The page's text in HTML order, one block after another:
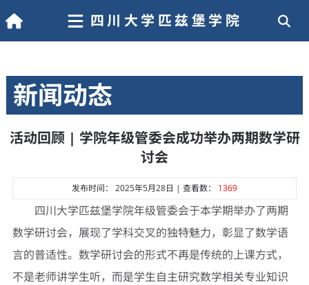
四川大学匹兹堡学院
新闻动态
活动回顾 | 学院年级管委会成功举办两期数学研
讨会
发布时间： 2025年5月28日 | 查看数： 1369
四川大学匹兹堡学院年级管委会于本学期举办了两期
数学研讨会，展现了学科交叉的独特魅力，彰显了数学语
言的普适性。数学研讨会的形式不再是传统的上课方式，
不是老师讲学生听，而是学生自主研究数学相关专业知识